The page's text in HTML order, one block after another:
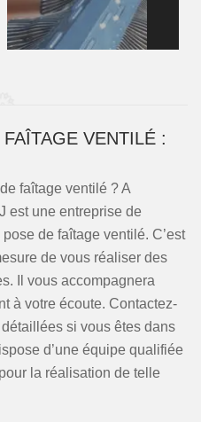
VENTILÉ :
faîtage ventilé ? A
est une entreprise de
de faîtage ventilé. C’est
de vous réaliser des
Il vous accompagnera
à votre écoute. Contactez-
si vous êtes dans
d’une équipe qualifiée
la réalisation de telle